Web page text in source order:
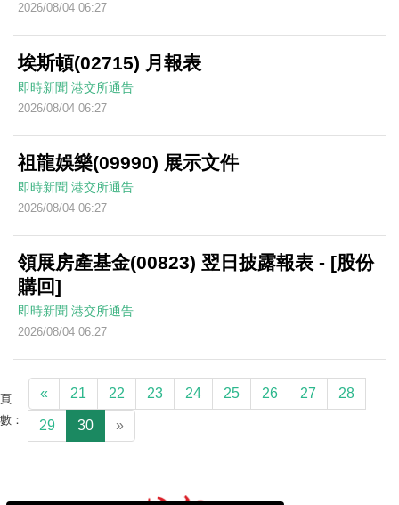
2026/08/04 06:27
埃斯頓(02715) 月報表
即時新聞 港交所通告
2026/08/04 06:27
祖龍娛樂(09990) 展示文件
即時新聞 港交所通告
2026/08/04 06:27
領展房產基金(00823) 翌日披露報表 - [股份
購回]
即時新聞 港交所通告
2026/08/04 06:27
頁
數：
« 21 22 23 24 25 26 27 28
29 30 »